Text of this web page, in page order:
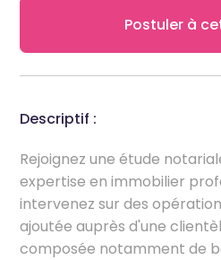
Postuler à
Descriptif :
Rejoignez une étude
expertise en immobilier
intervenez sur des
ajoutée auprès d'une
composée notamment de